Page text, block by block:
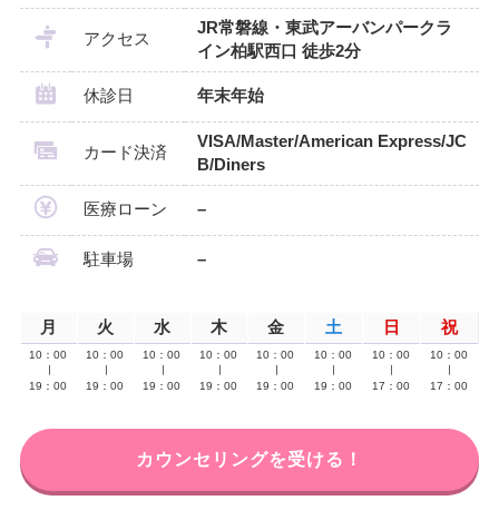
アクセス
JR常磐線・東武アーバンパークラ
イン柏駅西口 徒歩2分
休診日 年末年始
カード決済
VISA/Master/American Express/JC
B/Diners
医療ローン –
駐車場 –
月 火 水 木 金 土 日 祝
10：00
19：00
10：00
19：00
10：00
19：00
10：00
19：00
10：00
19：00
10：00
19：00
10：00
17：00
10：00
17：00
カウンセリングを受ける！